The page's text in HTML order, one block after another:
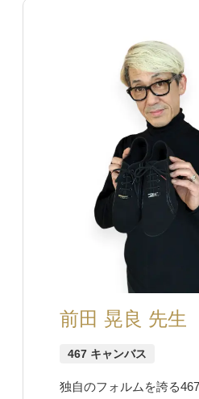
前田 晃良 先生
467 キャンバス
独自のフォルムを誇る